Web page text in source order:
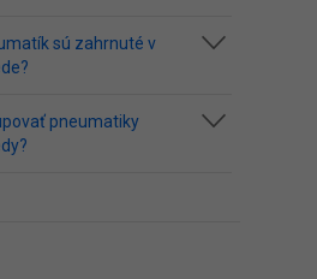
sú zahrnuté v
pneumatiky